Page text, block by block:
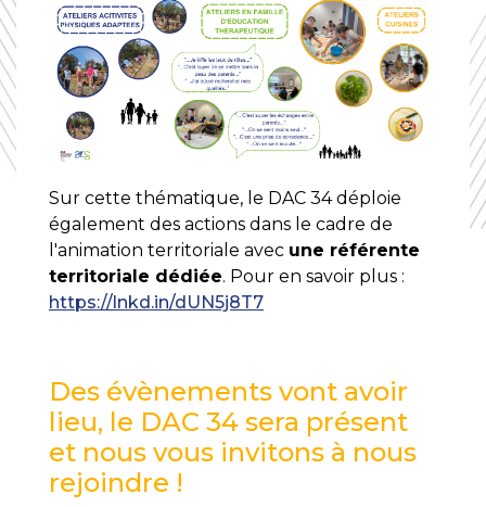
Sur cette thématique, le DAC 34 déploie
également des actions dans le cadre de
l'animation territoriale avec une référente
territoriale dédiée. Pour en savoir plus :
https://lnkd.in/dUN5j8T7
Des évènements vont avoir
lieu, le DAC 34 sera présent
et nous vous invitons à nous
rejoindre !